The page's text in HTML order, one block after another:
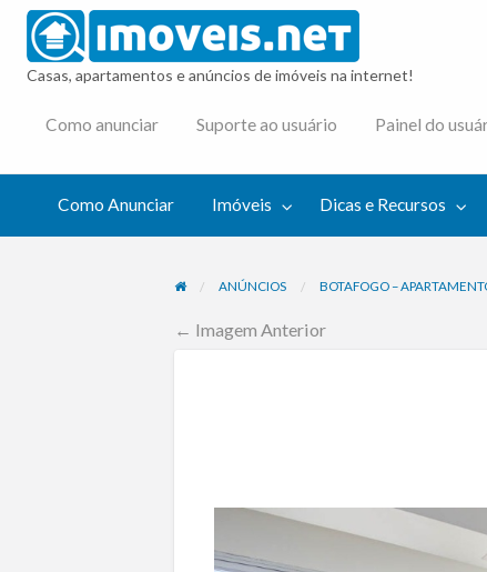
Casas, apartamentos e anúncios de imóveis na internet!
Como anunciar Suporte ao usuário Painel do
Como Anunciar Imóveis Dicas e Recursos
ANÚNCIOS BOTAFOGO –
← Imagem Anterior